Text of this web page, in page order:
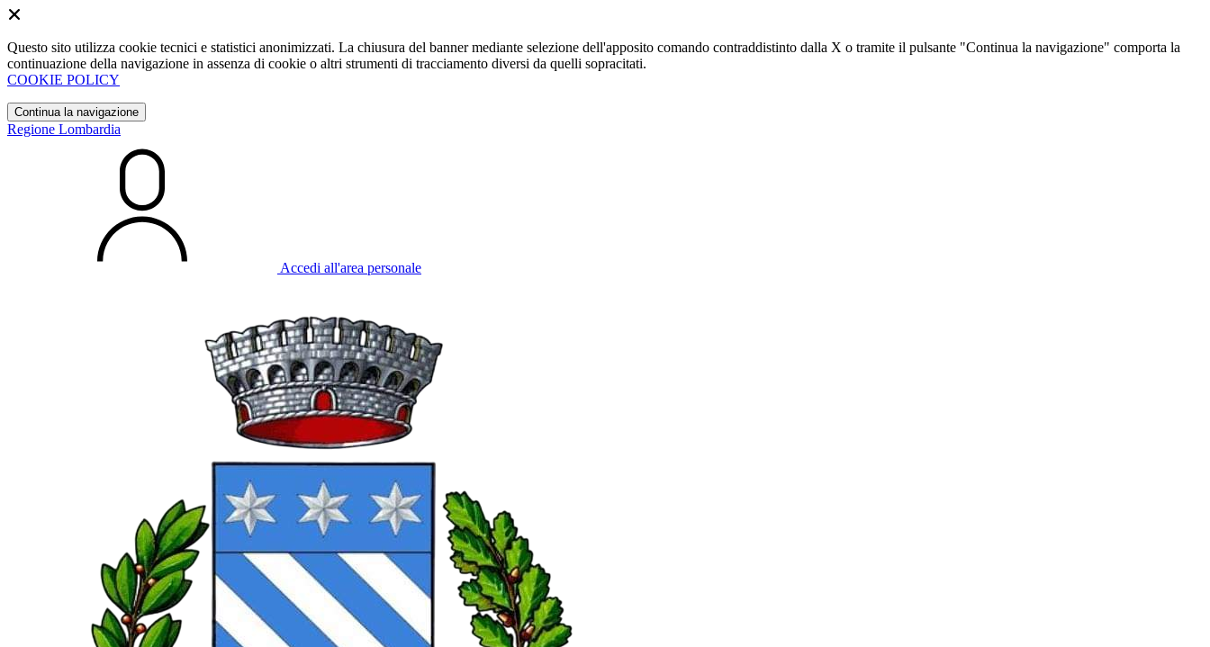
Questo sito utilizza cookie tecnici e statistici anonimizzati. La chiusura del banner mediante selezione dell'apposito comando contraddistinto dalla X o tramite il pulsante "Continua la navigazione" comporta la
continuazione della navigazione in assenza di cookie o altri strumenti di tracciamento diversi da quelli sopracitati.
COOKIE POLICY
Continua la navigazione
Regione Lombardia
Accedi all'area personale